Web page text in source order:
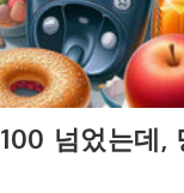
넘었는데,